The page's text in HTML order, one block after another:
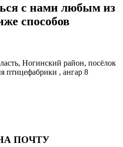
с нами любым из
способов
Ногинский район, посёлок
птицефабрики , ангар 8
ПОЧТУ